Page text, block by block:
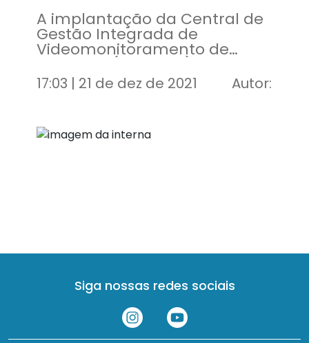
A implantação da Central de
Gestão Integrada de
Videomonitoramento de
Fortaleza (CGIVFOR) ocorrerá
a partir de quatro eixos
17:03 | 21 de dez de 2021 Autor:
Siga nossas redes sociais